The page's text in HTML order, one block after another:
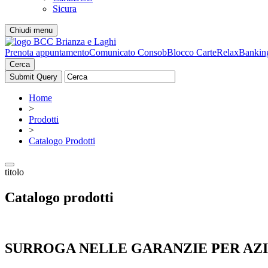
Sicura
Chiudi menu
Prenota appuntamentoComunicato ConsobBlocco Carte
Cerca
Home
>
Prodotti
>
Catalogo Prodotti
titolo
Catalogo prodotti
SURROGA NELLE GARANZIE PER